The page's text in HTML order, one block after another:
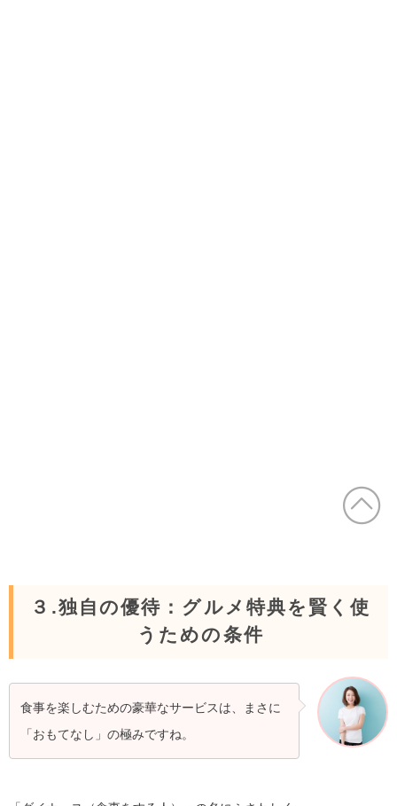
３.独自の優待：グルメ特典を賢く使
うための条件
食事を楽しむための豪華なサービスは、まさに
「おもてなし」の極みですね。